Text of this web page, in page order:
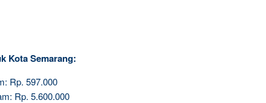
Kota Semarang:
Rp. 597.000
Rp. 5.600.000